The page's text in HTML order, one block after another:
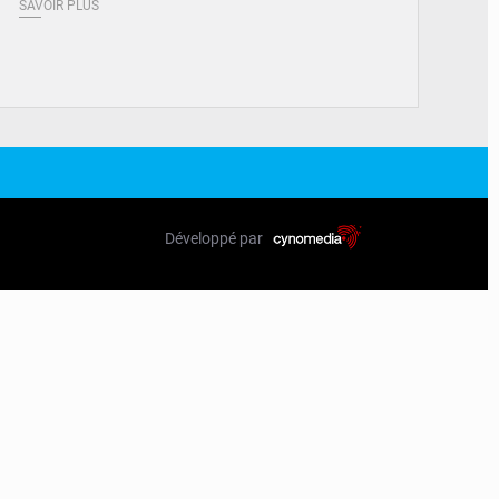
SAVOIR PLUS
Développé par